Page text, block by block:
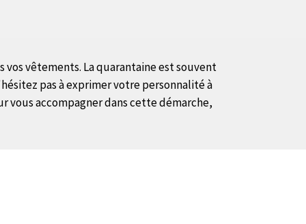
vêtements. La quarantaine est souvent
pas à exprimer votre personnalité à
vous accompagner dans cette démarche,